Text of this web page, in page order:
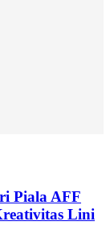
Piala AFF
Lini